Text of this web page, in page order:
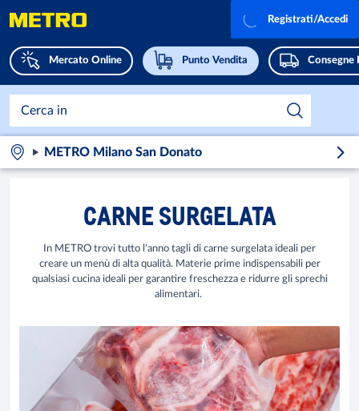
Mercato Online Punto Vendita Consegne
Registrati/Accedi
METRO Milano San Donato
CARNE SURGELATA
In METRO trovi tutto l’anno tagli di carne surgelata ideali per
creare un menù di alta qualità. Materie prime indispensabili per
qualsiasi cucina ideali per garantire freschezza e ridurre gli sprechi
alimentari.